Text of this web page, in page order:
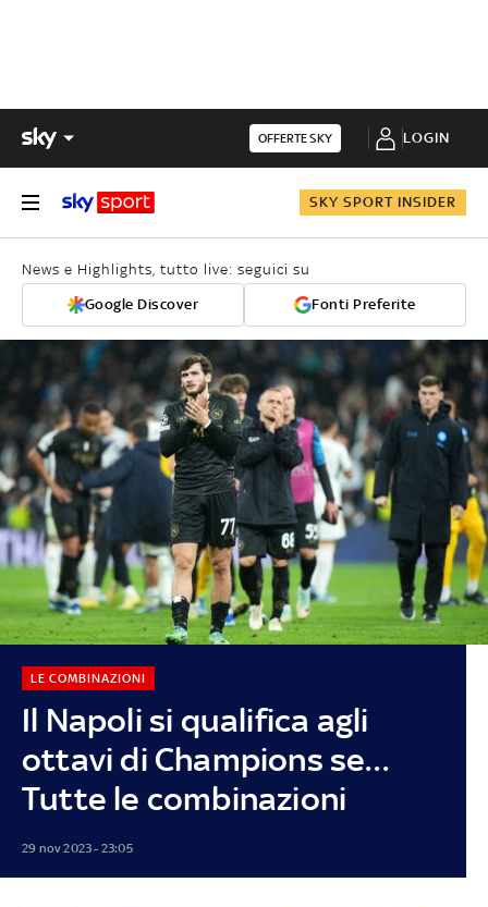
OFFERTE SKY LOGIN
SKY SPORT INSIDER
News e Highlights, tutto live: seguici su
Google Discover Fonti Preferite
Il Napoli si qualifica agli
ottavi di Champions se…
Tutte le combinazioni
LE COMBINAZIONI
29 nov 2023 - 23:05